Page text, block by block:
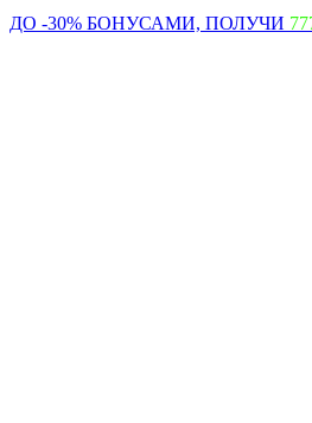
ДО -30% БОНУСАМИ, ПОЛУЧИ